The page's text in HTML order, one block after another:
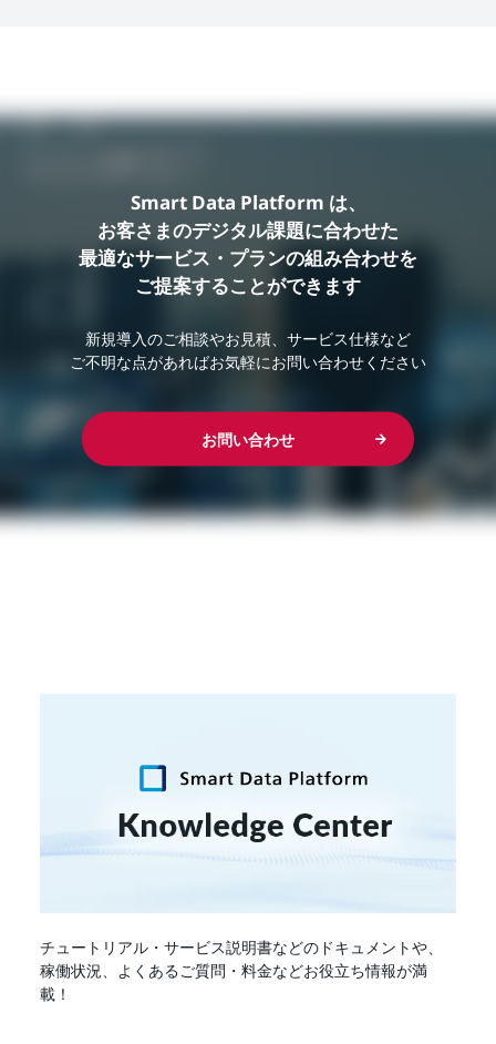
Smart Data Platform は、
お客さまのデジタル課題に合わせた
最適なサービス・プランの組み合わせを
ご提案することができます
新規導入のご相談やお見積、サービス仕様など
ご不明な点があればお気軽にお問い合わせください
お問い合わせ
チュートリアル・サービス説明書などのドキュメントや、
稼働状況、よくあるご質問・料金などお役立ち情報が満
載！